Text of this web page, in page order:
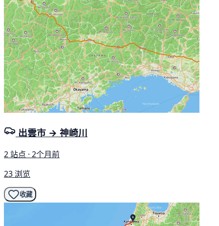
出雲市 → 神崎川
2 站点 · 2个月前
23 浏览
收藏